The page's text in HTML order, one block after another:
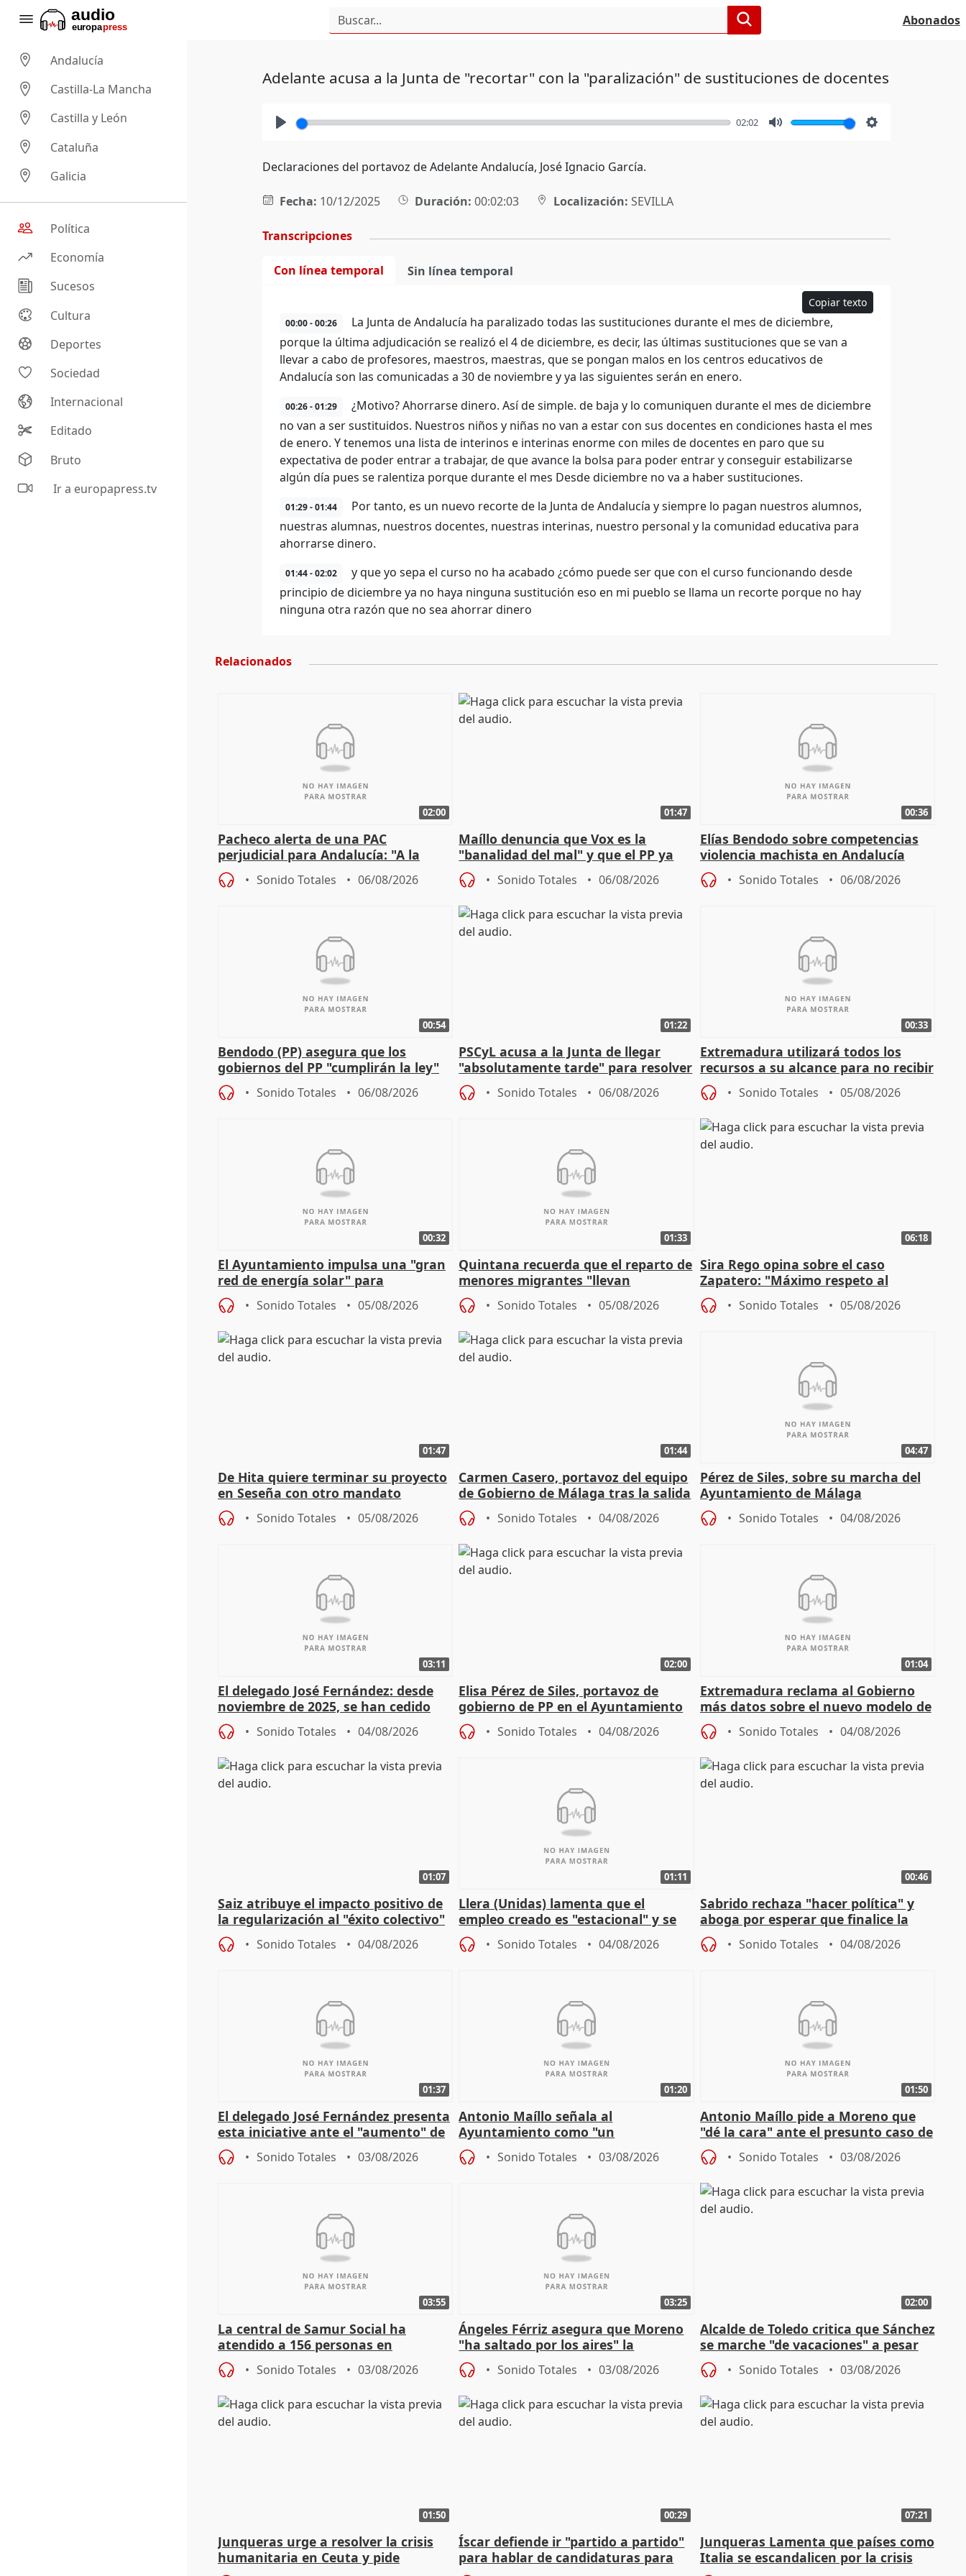
Abonados
Andalucía
Castilla-La Mancha
Castilla y León
Cataluña
Galicia
Política
Economía
Sucesos
Cultura
Deportes
Sociedad
Internacional
Editado
Bruto
Ir a europapress.tv
Adelante acusa a la Junta de "recortar" con la "paralización" de sustituciones de docentes
02:02
Declaraciones del portavoz de Adelante Andalucía, José Ignacio García.
Fecha: 10/12/2025 Duración: 00:02:03 Localización: SEVILLA
Transcripciones
Con línea temporal Sin línea temporal
Copiar texto
00:00 - 00:26
La Junta de Andalucía ha paralizado todas las sustituciones durante el mes de diciembre,
porque la última adjudicación se realizó el 4 de diciembre, es decir, las últimas sustituciones que se van a
llevar a cabo de profesores, maestros, maestras, que se pongan malos en los centros educativos de
Andalucía son las comunicadas a 30 de noviembre y ya las siguientes serán en enero.
00:26 - 01:29
¿Motivo? Ahorrarse dinero. Así de simple. de baja y lo comuniquen durante el mes de diciembre
no van a ser sustituidos. Nuestros niños y niñas no van a estar con sus docentes en condiciones hasta el mes
de enero. Y tenemos una lista de interinos e interinas enorme con miles de docentes en paro que su
expectativa de poder entrar a trabajar, de que avance la bolsa para poder entrar y conseguir estabilizarse
algún día pues se ralentiza porque durante el mes Desde diciembre no va a haber sustituciones.
01:29 - 01:44
Por tanto, es un nuevo recorte de la Junta de Andalucía y siempre lo pagan nuestros alumnos,
nuestras alumnas, nuestros docentes, nuestras interinas, nuestro personal y la comunidad educativa para
ahorrarse dinero.
01:44 - 02:02
y que yo sepa el curso no ha acabado ¿cómo puede ser que con el curso funcionando desde
principio de diciembre ya no haya ninguna sustitución eso en mi pueblo se llama un recorte porque no hay
ninguna otra razón que no sea ahorrar dinero
Relacionados
02:00
Pacheco alerta de una PAC
perjudicial para Andalucía: "A la
agricultura hay que protegerla"
Sonido Totales 06/08/2026
01:47
Maíllo denuncia que Vox es la
"banalidad del mal" y que el PP ya
asume todas sus tesis
Sonido Totales 06/08/2026
00:36
Elías Bendodo sobre competencias
violencia machista en Andalucía
Sonido Totales 06/08/2026
00:54
Bendodo (PP) asegura que los
gobiernos del PP "cumplirán la ley"
sobre los menores migrantes
Sonido Totales 06/08/2026
01:22
PSCyL acusa a la Junta de llegar
"absolutamente tarde" para resolver
problemas como Newcastle
Sonido Totales 06/08/2026
00:33
Extremadura utilizará todos los
recursos a su alcance para no recibir
más menores migrantes
Sonido Totales 05/08/2026
00:32
El Ayuntamiento impulsa una "gran
red de energía solar" para
autoconsumo
Sonido Totales 05/08/2026
01:33
Quintana recuerda que el reparto de
menores migrantes "llevan
aportación del Gobierno" central
Sonido Totales 05/08/2026
06:18
Sira Rego opina sobre el caso
Zapatero: "Máximo respeto al
proceso judicial"
Sonido Totales 05/08/2026
01:47
De Hita quiere terminar su proyecto
en Seseña con otro mandato
Sonido Totales 05/08/2026
01:44
Carmen Casero, portavoz del equipo
de Gobierno de Málaga tras la salida
de Pérez de Siles
Sonido Totales 04/08/2026
04:47
Pérez de Siles, sobre su marcha del
Ayuntamiento de Málaga
Sonido Totales 04/08/2026
03:11
El delegado José Fernández: desde
noviembre de 2025, se han cedido
9.810 ayudas por nacimiento
Sonido Totales 04/08/2026
02:00
Elisa Pérez de Siles, portavoz de
gobierno de PP en el Ayuntamiento
de Málaga, deja la política
Sonido Totales 04/08/2026
01:04
Extremadura reclama al Gobierno
más datos sobre el nuevo modelo de
financiación
Sonido Totales 04/08/2026
01:07
Saiz atribuye el impacto positivo de
la regularización al "éxito colectivo"
del Gobierno
Sonido Totales 04/08/2026
01:11
Llera (Unidas) lamenta que el
empleo creado es "estacional" y se
"esfumará" al acabar el verano
Sonido Totales 04/08/2026
00:46
Sabrido rechaza "hacer política" y
aboga por esperar que finalice la
investigación del incendio
Sonido Totales 04/08/2026
01:37
El delegado José Fernández presenta
esta iniciative ante el "aumento" de
personas sin hogar en Madri
Sonido Totales 03/08/2026
01:20
Antonio Maíllo señala al
Ayuntamiento como "un
especulador más" sobre viviendas de
Jiménez Becerril
Sonido Totales 03/08/2026
01:50
Antonio Maíllo pide a Moreno que
"dé la cara" ante el presunto caso de
acoso del CEO de ADM
Sonido Totales 03/08/2026
03:55
La central de Samur Social ha
atendido a 156 personas en
situación de calle durante Campaña
de CalorSonido Totales 03/08/2026
03:25
Ángeles Férriz asegura que Moreno
"ha saltado por los aires" la
negociación tras acuerdo con SMA
Sonido Totales 03/08/2026
02:00
Alcalde de Toledo critica que Sánchez
se marche "de vacaciones" a pesar
de la crisis migratoria
Sonido Totales 03/08/2026
01:50
Junqueras urge a resolver la crisis
humanitaria en Ceuta y pide
00:29
Íscar defiende ir "partido a partido"
para hablar de candidaturas para
07:21
Junqueras Lamenta que países como
Italia se escandalicen por la crisis